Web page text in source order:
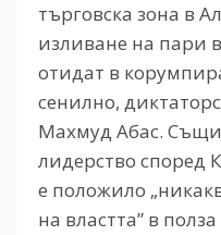
търговска зона в
изливане на пари
отидат в
сенилно,
Махмуд Абас.
лидерство според
е положило
на властта” в